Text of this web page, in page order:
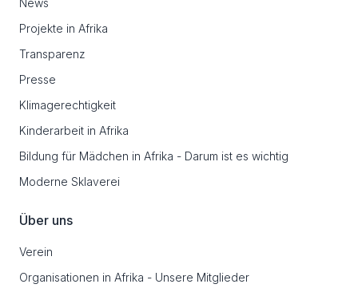
News
Projekte in Afrika
Transparenz
Presse
Klimagerechtigkeit
Kinderarbeit in Afrika
Bildung für Mädchen in Afrika - Darum ist es wichtig
Moderne Sklaverei
Über uns
Verein
Organisationen in Afrika - Unsere Mitglieder